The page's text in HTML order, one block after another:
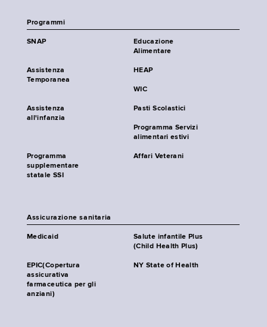
Programmi
SNAP
Educazione
Alimentare
Assistenza
Temporanea
HEAP
WIC
Assistenza
all'infanzia
Pasti Scolastici
Programma Servizi
alimentari estivi
Programma
supplementare
statale SSI
Affari Veterani
Assicurazione sanitaria
Medicaid
Salute infantile Plus
(Child Health Plus)
EPIC(Copertura
assicurativa
farmaceutica per gli
anziani)
NY State of Health